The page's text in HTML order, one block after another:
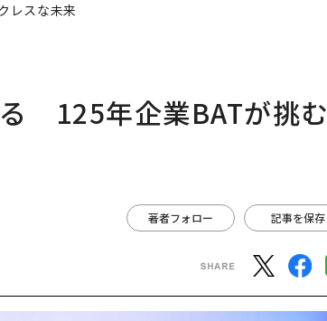
レスな未来
125年企業BATが挑む
著者フォロー 記事を保存